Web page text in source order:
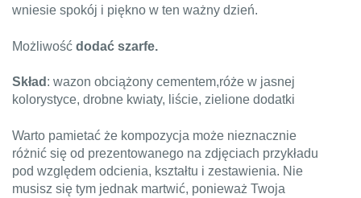
wniesie spokój i piękno w ten ważny dzień.
Możliwość dodać szarfe.
Skład : wazon obciążony cementem,róże w jasnej
kolorystyce, drobne kwiaty, liście, zielione dodatki
Warto pamietać że kompozycja może nieznacznie
różnić się od prezentowanego na zdjęciach przykładu
pod względem odcienia, kształtu i zestawienia. Nie
musisz się tym jednak martwić, ponieważ Twoja